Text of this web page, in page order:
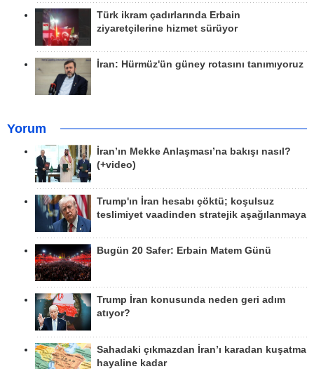
Türk ikram çadırlarında Erbain
ziyaretçilerine hizmet sürüyor
İran: Hürmüz'ün güney rotasını tanımıyoruz
Yorum
İran’ın Mekke Anlaşması’na bakışı nasıl?
(+video)
Trump'ın İran hesabı çöktü; koşulsuz
teslimiyet vaadinden stratejik aşağılanmaya
Bugün 20 Safer: Erbain Matem Günü
Trump İran konusunda neden geri adım
atıyor?
Sahadaki çıkmazdan İran’ı karadan kuşatma
hayaline kadar